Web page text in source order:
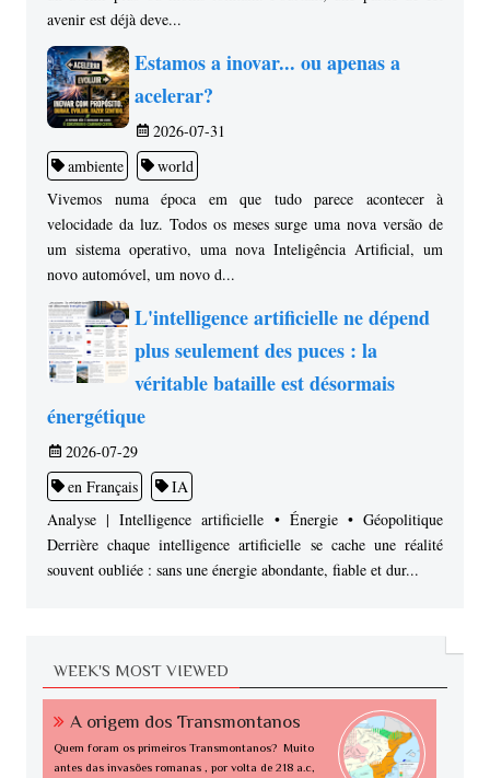
avenir est déjà deve...
Estamos a inovar... ou apenas a
acelerar?
2026-07-31
ambiente
world
Vivemos numa época em que tudo parece acontecer à
velocidade da luz. Todos os meses surge uma nova versão de
um sistema operativo, uma nova Inteligência Artificial, um
novo automóvel, um novo d...
L'intelligence artificielle ne dépend
plus seulement des puces : la
véritable bataille est désormais
énergétique
2026-07-29
en Français
IA
Analyse | Intelligence artificielle • Énergie • Géopolitique
Derrière chaque intelligence artificielle se cache une réalité
souvent oubliée : sans une énergie abondante, fiable et dur...
WEEK'S MOST VIEWED
A origem dos Transmontanos
Quem foram os primeiros Transmontanos? Muito
antes das invasões romanas , por volta de 218 a.c,